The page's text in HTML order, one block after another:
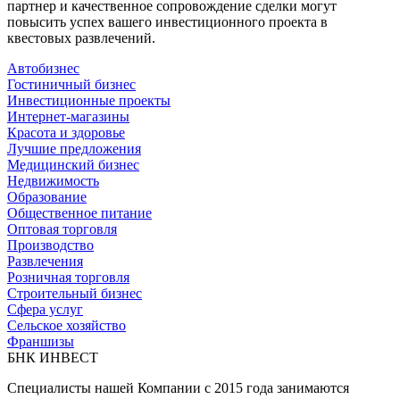
партнер и качественное сопровождение сделки могут
повысить успех вашего инвестиционного проекта в
квестовых развлечений.
Автобизнес
Гостиничный бизнес
Инвестиционные проекты
Интернет-магазины
Красота и здоровье
Лучшие предложения
Медицинский бизнес
Недвижимость
Образование
Общественное питание
Оптовая торговля
Производство
Развлечения
Розничная торговля
Строительный бизнес
Сфера услуг
Сельское хозяйство
Франшизы
БНК ИНВЕСТ
Специалисты нашей Компании с 2015 года занимаются